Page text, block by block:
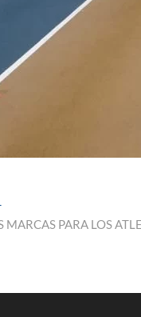
Entrada
anterior:
MARCAS PARA LOS